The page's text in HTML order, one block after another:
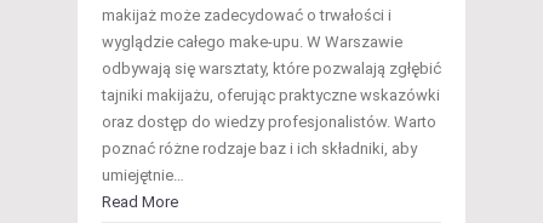
makijaż może zadecydować o trwałości i
wyglądzie całego make-upu. W Warszawie
odbywają się warsztaty, które pozwalają zgłębić
tajniki makijażu, oferując praktyczne wskazówki
oraz dostęp do wiedzy profesjonalistów. Warto
poznać różne rodzaje baz i ich składniki, aby
umiejętnie…
Read More